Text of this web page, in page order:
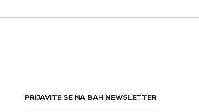
PRIJAVITE SE NA BAH NEWSLETTER